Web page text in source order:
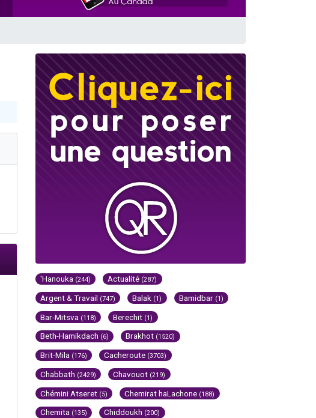
'Hanouka (244) Actualité (287)
Argent & Travail (747) Balak (1) Bamidbar (1)
Bar-Mitsva (118) Berechit (1)
Beth-Hamikdach (6) Brakhot (1520)
Brit-Mila (176) Cacheroute (3703)
Chabbath (2429) Chavouot (219)
Chémini Atseret (5) Chemirat haLachone (188)
Chemita (135) Chiddoukh (200)